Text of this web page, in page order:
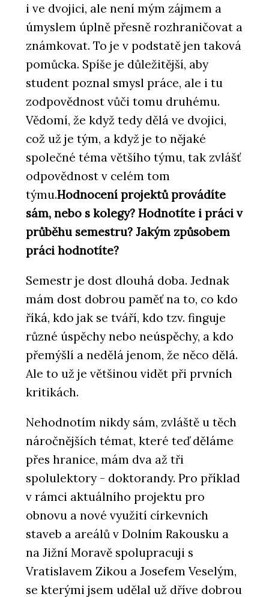
i ve dvojici, ale není mým zájmem a
úmyslem úplně přesně rozhraničovat a
známkovat. To je v podstatě jen taková
pomůcka. Spíše je důležitější, aby
student poznal smysl práce, ale i tu
zodpovědnost vůči tomu druhému.
Vědomí, že když tedy dělá ve dvojici,
což už je tým, a když je to nějaké
společné téma většího týmu, tak zvlášť
odpovědnost v celém tom
týmu.Hodnocení projektů provádíte
sám, nebo s kolegy? Hodnotíte i práci v
průběhu semestru? Jakým způsobem
práci hodnotíte?
Semestr je dost dlouhá doba. Jednak
mám dost dobrou paměť na to, co kdo
říká, kdo jak se tváří, kdo tzv. finguje
různé úspěchy nebo neúspěchy, a kdo
přemýšlí a nedělá jenom, že něco dělá.
Ale to už je většinou vidět při prvních
kritikách.
Nehodnotím nikdy sám, zvláště u těch
náročnějších témat, které teď děláme
přes hranice, mám dva až tři
spolulektory - doktorandy. Pro příklad
v rámci aktuálního projektu pro
obnovu a nové využití církevních
staveb a areálů v Dolním Rakousku a
na Jižní Moravě spolupracuji s
Vratislavem Zikou a Josefem Veselým,
se kterými jsem udělal už dříve dobrou